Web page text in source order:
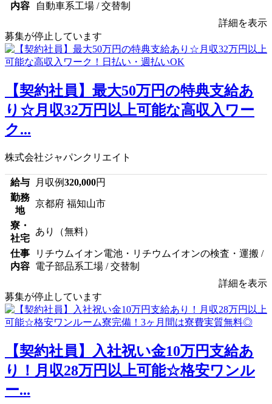
内容
自動車系工場 / 交替制
詳細を表示
募集が停止しています
【契約社員】最大50万円の特典支給あ
り☆月収32万円以上可能な高収入ワー
ク...
株式会社ジャパンクリエイト
給与 月収例320,000円
勤務
地
京都府 福知山市
寮・
社宅
あり（無料）
仕事
内容
リチウムイオン電池・リチウムイオンの検査・運搬 /
電子部品系工場 / 交替制
詳細を表示
募集が停止しています
【契約社員】入社祝い金10万円支給あ
り！月収28万円以上可能☆格安ワンル
ー...